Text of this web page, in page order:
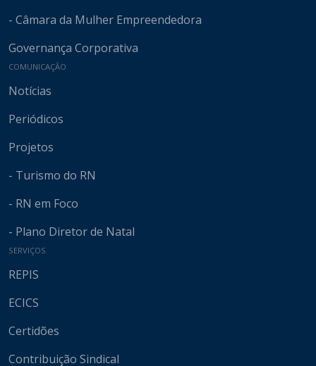
- Câmara da Mulher Empreendedora
Governança Corporativa
COMUNICAÇÃO
Notícias
Periódicos
Projetos
- Turismo do RN
- RN em Foco
- Plano Diretor de Natal
SERVIÇOS
REPIS
ECICS
Certidões
Contribuição Sindical